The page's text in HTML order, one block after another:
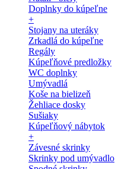
Doplnky do kúpeľne
+
Stojany na uteráky
Zrkadlá do kúpeľne
Regály
Kúpeľňové predložky
WC doplnky
Umývadlá
Koše na bielizeň
Žehliace dosky
Sušiaky
Kúpeľňový nábytok
+
Závesné skrinky
Skrinky pod umývadlo